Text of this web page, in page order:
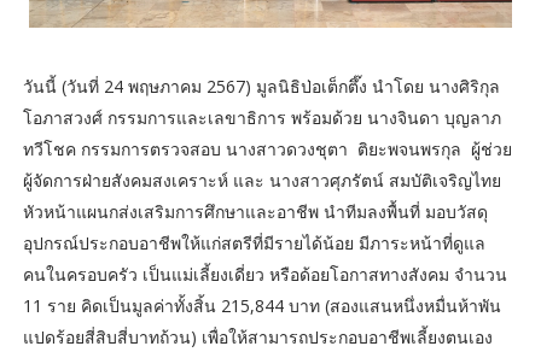
วันนี้ (วันที่ 24 พฤษภาคม 2567) มูลนิธิป่อเต็กตึ๊ง นำโดย นางศิริกุล
โอภาสวงศ์ กรรมการและเลขาธิการ พร้อมด้วย นางจินดา บุญลาภ
ทวีโชค กรรมการตรวจสอบ นางสาวดวงชุตา ติยะพจนพรกุล ผู้ช่วย
ผู้จัดการฝ่ายสังคมสงเคราะห์ และ นางสาวศุภรัตน์ สมบัติเจริญไทย
หัวหน้าแผนกส่งเสริมการศึกษาและอาชีพ นำทีมลงพื้นที่ มอบวัสดุ
อุปกรณ์ประกอบอาชีพให้แก่สตรีที่มีรายได้น้อย มีภาระหน้าที่ดูแล
คนในครอบครัว เป็นแม่เลี้ยงเดี่ยว หรือด้อยโอกาสทางสังคม จำนวน
11 ราย คิดเป็นมูลค่าทั้งสิ้น 215,844 บาท (สองแสนหนึ่งหมื่นห้าพัน
แปดร้อยสี่สิบสี่บาทถ้วน) เพื่อให้สามารถประกอบอาชีพเลี้ยงตนเอง